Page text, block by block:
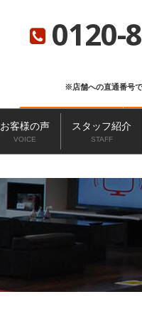
0120-
※店舗への直通番号
お客様の声
VOICE
スタッフ紹介
STAFF